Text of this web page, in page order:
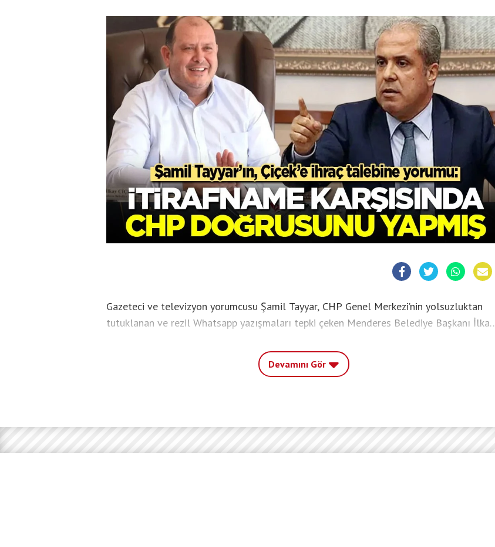
Gazeteci ve televizyon yorumcusu Şamil Tayyar, CHP Genel Merkezi’nin yolsuzluktan
tutuklanan ve rezil Whatsapp yazışmaları tepki çeken Menderes Belediye Başkanı İlkay
Devamını Gör